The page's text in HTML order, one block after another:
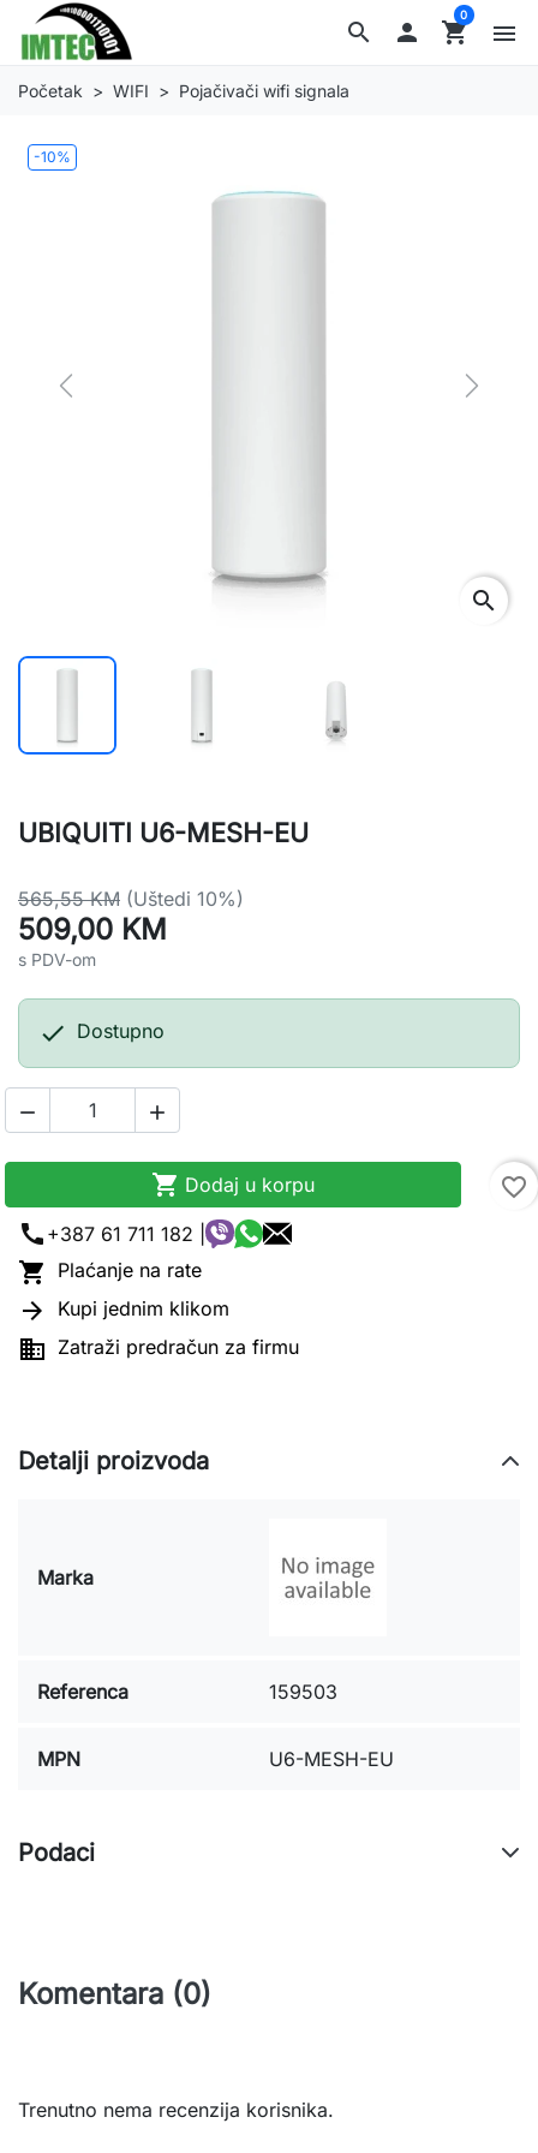
search  shopping_cart
0
menu
Početak WIFI Pojačivači wifi signala
-10%
Previous Next
search
UBIQUITI U6-MESH-EU
565,55 KM (Uštedi 10%)
509,00 KM
s PDV-om
 Dostupno
 
 Dodaj u korpu
favorite_border
call +387 61 711 182 |
 Plaćanje na rate
 Kupi jednim klikom
 Zatraži predračun za firmu
Detalji proizvoda
Marka
Referenca 159503
MPN U6-MESH-EU
Podaci
Komentara (0)
Trenutno nema recenzija korisnika.